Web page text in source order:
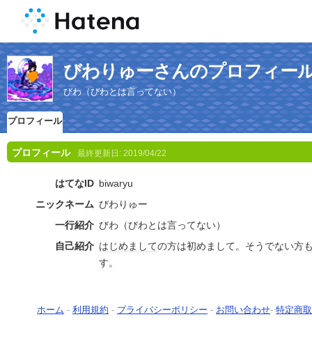
びわりゅーさんのプロフィー
びわ（びわとは言ってない）
プロフィール
プロフィール 最終更新日: 2019/04/22
はてなID biwaryu
ニックネーム びわりゅー
一行紹介 びわ（びわとは言ってない）
自己紹介 はじめましての方は初めまして。そうでない方
す。
ホーム - 利用規約 - プライバシーポリシー - お問い合わせ- 特定商